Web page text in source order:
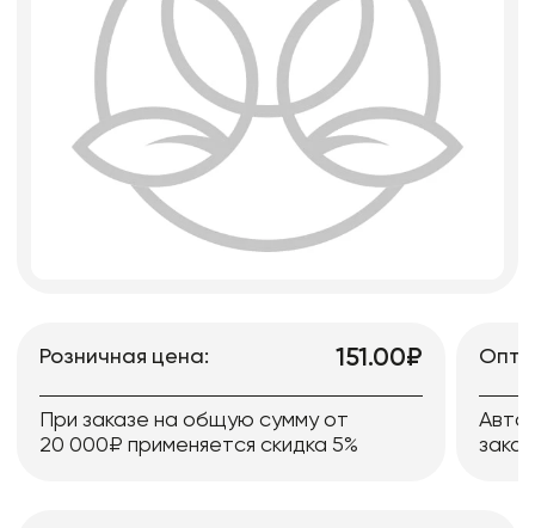
Розничная цена: 151.00₽
При заказе на общую сумму от
20 000₽ применяется скидка 5%